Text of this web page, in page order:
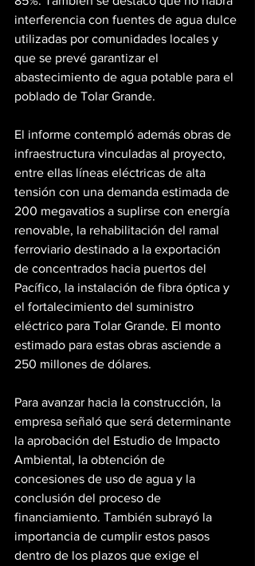
interferencia con fuentes de agua dulce
utilizadas por comunidades locales y
que se prevé garantizar el
abastecimiento de agua potable para el
poblado de Tolar Grande.
El informe contempló además obras de
infraestructura vinculadas al proyecto,
entre ellas líneas eléctricas de alta
tensión con una demanda estimada de
200 megavatios a suplirse con energía
renovable, la rehabilitación del ramal
ferroviario destinado a la exportación
de concentrados hacia puertos del
Pacífico, la instalación de fibra óptica y
el fortalecimiento del suministro
eléctrico para Tolar Grande. El monto
estimado para estas obras asciende a
250 millones de dólares.
Para avanzar hacia la construcción, la
empresa señaló que será determinante
la aprobación del Estudio de Impacto
Ambiental, la obtención de
concesiones de uso de agua y la
conclusión del proceso de
financiamiento. También subrayó la
importancia de cumplir estos pasos
dentro de los plazos que exige el